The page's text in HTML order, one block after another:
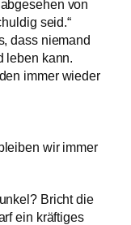
von
seid.“
dass niemand
leben kann.
immer wieder
wir immer
Bricht die
ein kräftiges